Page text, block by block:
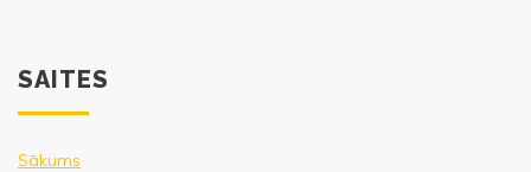
SAITES
Sākums